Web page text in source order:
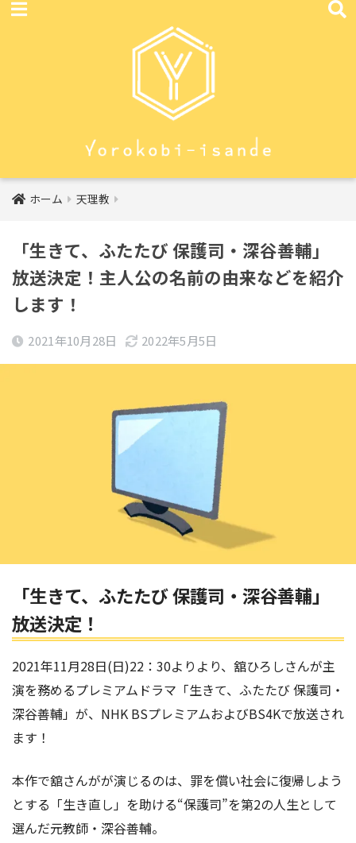
ホーム 天理教
「生きて、ふたたび 保護司・深谷善輔」
放送決定！主人公の名前の由来などを紹介
します！
2021年10月28日 2022年5月5日
「生きて、ふたたび 保護司・深谷善輔」
放送決定！
2021年11月28日(日)22：30よりより、舘ひろしさんが主
演を務めるプレミアムドラマ「生きて、ふたたび 保護司・
深谷善輔」が、NHK BSプレミアムおよびBS4Kで放送され
ます！
本作で舘さんがが演じるのは、罪を償い社会に復帰しよう
とする「生き直し」を助ける“保護司”を第2の人生として
選んだ元教師・深谷善輔。